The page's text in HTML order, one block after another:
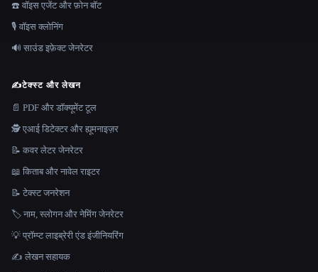
☎️ वॉइस एजेंट और फ़ोन बॉट
🎙️ वॉइस क्लोनिंग
🔊 साउंड इफ़ेक्ट जेनरेटर
✍️टेक्स्ट और लेखन
📄 PDF और डॉक्यूमेंट टूल
🕵️ एआई डिटेक्टर और ह्यूमनाइज़र
📝 कवर लेटर जेनरेटर
📖 किताब और नावेल राइटर
📝 टेक्स्ट जनरेशन
🏷️ नाम, स्लोगन और नेमिंग जेनरेटर
💡 प्रॉम्प्ट लाइब्रेरी एंड इंजीनियरिंग
✍️ लेखन सहायक